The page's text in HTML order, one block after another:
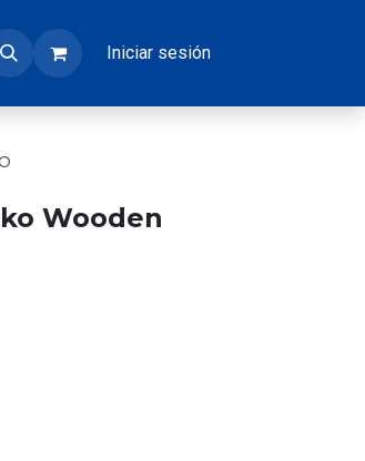
Iniciar sesión
Wooden